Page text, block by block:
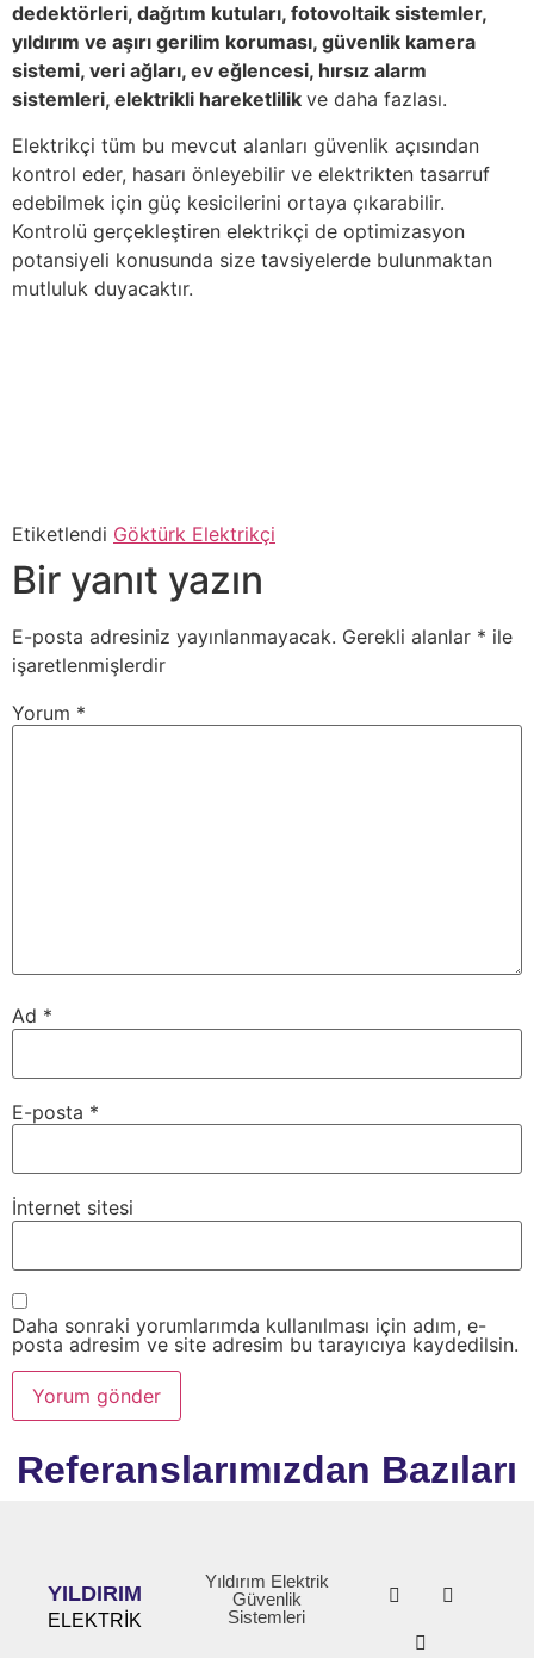
dedektörleri, dağıtım kutuları, fotovoltaik sistemler,
yıldırım ve aşırı gerilim koruması, güvenlik kamera
sistemi, veri ağları, ev eğlencesi, hırsız alarm
sistemleri, elektrikli hareketlilik ve daha fazlası.
Elektrikçi tüm bu mevcut alanları güvenlik açısından
kontrol eder, hasarı önleyebilir ve elektrikten tasarruf
edebilmek için güç kesicilerini ortaya çıkarabilir.
Kontrolü gerçekleştiren elektrikçi de optimizasyon
potansiyeli konusunda size tavsiyelerde bulunmaktan
mutluluk duyacaktır.
Etiketlendi Göktürk Elektrikçi
Bir yanıt yazın
E-posta adresiniz yayınlanmayacak. Gerekli alanlar * ile
işaretlenmişlerdir
Yorum *
Ad *
E-posta *
İnternet sitesi
Daha sonraki yorumlarımda kullanılması için adım, e-
posta adresim ve site adresim bu tarayıcıya kaydedilsin.
Referanslarımızdan Bazıları
YILDIRIM
ELEKTRİK
Yıldırım Elektrik
Güvenlik
Sistemleri